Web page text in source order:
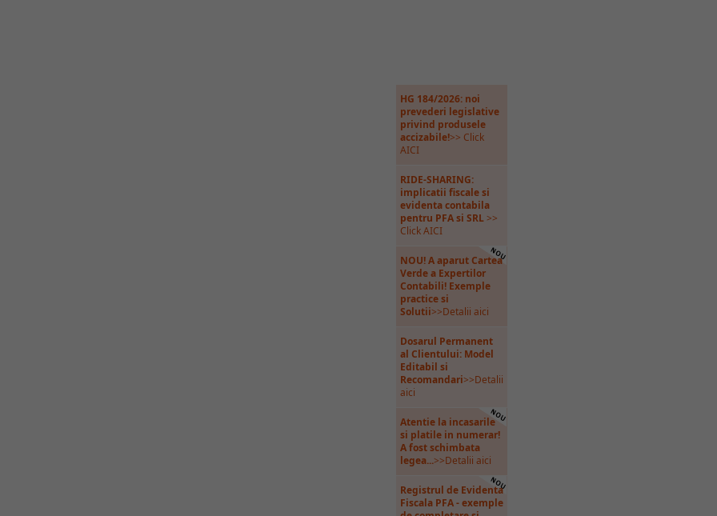
HG 184/2026: noi
prevederi legislative
privind produsele
accizabile!>> Click
AICI
RIDE-SHARING:
implicatii fiscale si
evidenta contabila
pentru PFA si SRL>>
Click AICI
NOU! A aparut Cartea
Verde a Expertilor
Contabili! Exemple
practice si
Solutii>>Detalii aici
Dosarul Permanent
al Clientului: Model
Editabil si
Recomandari>>Detalii
aici
Atentie la incasarile
si platile in numerar!
A fost schimbata
legea...>>Detalii aici
Registrul de Evidenta
Fiscala PFA - exemple